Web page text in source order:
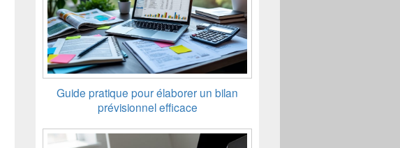
Guide pratique pour élaborer un bilan
prévisionnel efficace